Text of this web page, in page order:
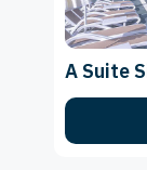
A Suite